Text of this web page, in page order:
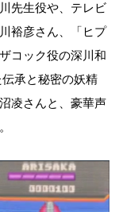
先生役や、テレビ
裕彦さん、「ヒプ
コック役の深川和
承と秘密の妖精
凌さんと、豪華声